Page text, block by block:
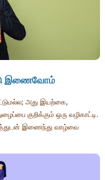
இணைவோம்
அது இயற்கை,
குறிக்கும் ஒரு வழிகாட்டி.
இணைந்து வாழ்வை